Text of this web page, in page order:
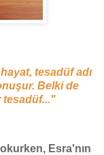
tesadüf adı
Belki de
tesadüf..."
okurken, Esra'nın